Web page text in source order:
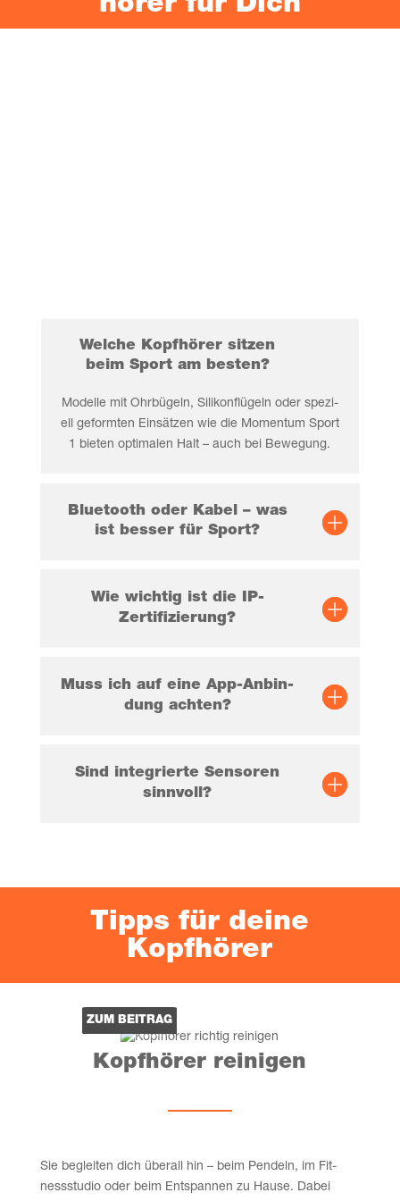
hö­rer für Dich
Wel­che Kopf­hö­rer sit­zen
beim Sport am besten?
Model­le mit Ohr­bü­geln, Sili­kon­flü­geln oder spe­zi­
ell geform­ten Ein­sät­zen wie die Momen­tum Sport
1 bie­ten opti­ma­len Halt – auch bei Bewegung.
Blue­tooth oder Kabel – was
ist bes­ser für Sport?
Wie wich­tig ist die IP-
Zertifizierung?
Muss ich auf eine App-Anbin­
dung achten?
Sind inte­grier­te Sen­so­ren
sinnvoll?
Tipps für dei­ne
Kopfhörer
ZUM BEI­TRAG
Kopf­hö­rer reinigen
Sie beglei­ten dich über­all hin – beim Pen­deln, im Fit­
ness­stu­dio oder beim Ent­span­nen zu Hau­se. Dabei